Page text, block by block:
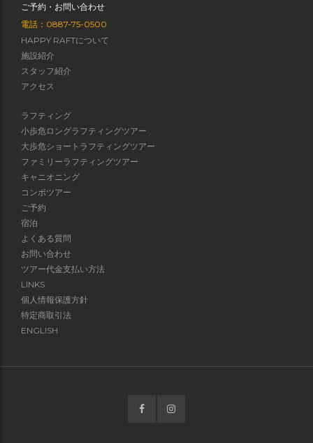
ご予約・お問い合わせ
電話：0887-75-0500
HAPPY RAFTについて
施設紹介
スタッフ紹介
アクセス
ラフティング
小歩危ロングラフティングツアー
大歩危ショートラフティングツアー
ファミリーラフティングツアー
キャニオニング
コンボツアー
ご予約
宿泊
よくある質問
お問い合わせ
ツアー代金支払い方法
LINKS
個人情報保護方針
特定商取引法
ENGLISH